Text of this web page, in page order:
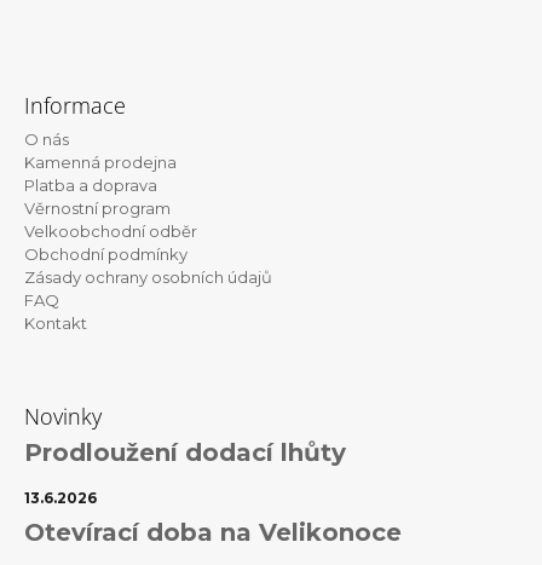
Informace
O nás
Kamenná prodejna
Platba a doprava
Věrnostní program
Velkoobchodní odběr
Obchodní podmínky
Zásady ochrany osobních údajů
FAQ
Kontakt
Novinky
Prodloužení dodací lhůty
13.6.2026
Otevírací doba na Velikonoce